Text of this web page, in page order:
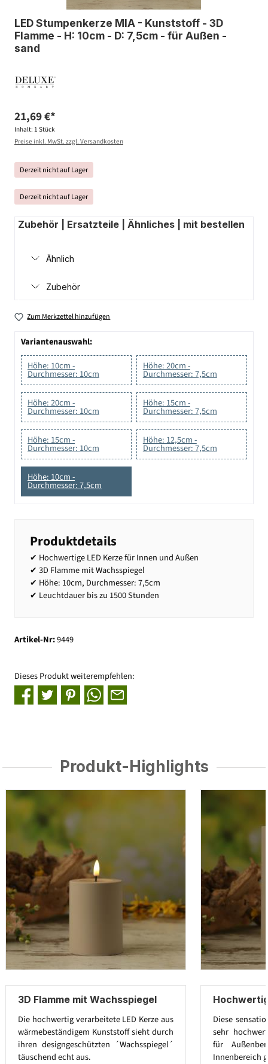
LED Stumpenkerze MIA - Kunststoff - 3D
Flamme - H: 10cm - D: 7,5cm - für Außen -
sand
21,69 €*
Inhalt: 1 Stück
Preise inkl. MwSt. zzgl. Versandkosten
Derzeit nicht auf Lager
Derzeit nicht auf Lager
Zubehör | Ersatzteile | Ähnliches | mit bestellen
Ähnlich
Zubehör
Zum Merkzettel hinzufügen
Variantenauswahl:
Höhe: 10cm -
Durchmesser: 10cm
Höhe: 20cm -
Durchmesser: 7,5cm
Höhe: 20cm -
Durchmesser: 10cm
Höhe: 15cm -
Durchmesser: 7,5cm
Höhe: 15cm -
Durchmesser: 10cm
Höhe: 12,5cm -
Durchmesser: 7,5cm
Höhe: 10cm -
Durchmesser: 7,5cm
Produktdetails
✔ Hochwertige LED Kerze für Innen und Außen
✔ 3D Flamme mit Wachsspiegel
✔ Höhe: 10cm, Durchmesser: 7,5cm
✔ Leuchtdauer bis zu 1500 Stunden
Artikel-Nr:9449
Dieses Produkt weiterempfehlen:
Produkt-Highlights
3D Flamme mit Wachsspiegel
Die hochwertig verarbeitete LED Kerze aus
wärmebeständigem Kunststoff sieht durch
ihren designgeschützten ´Wachsspiegel´
täuschend echt aus.
Diese
sehr
für
Innenbereich